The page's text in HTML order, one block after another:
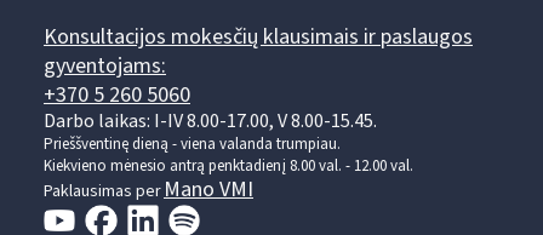
Konsultacijos mokesčių klausimais ir paslaugos
gyventojams:
+370 5 260 5060
Darbo laikas: I-IV 8.00-17.00, V 8.00-15.45.
Prieššventinę dieną - viena valanda trumpiau.
Kiekvieno mėnesio antrą penktadienį 8.00 val. - 12.00 val.
Paklausimas per Mano VMI